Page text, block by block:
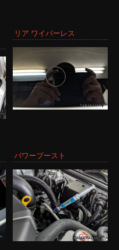
リア ワイパーレス
パワーブースト